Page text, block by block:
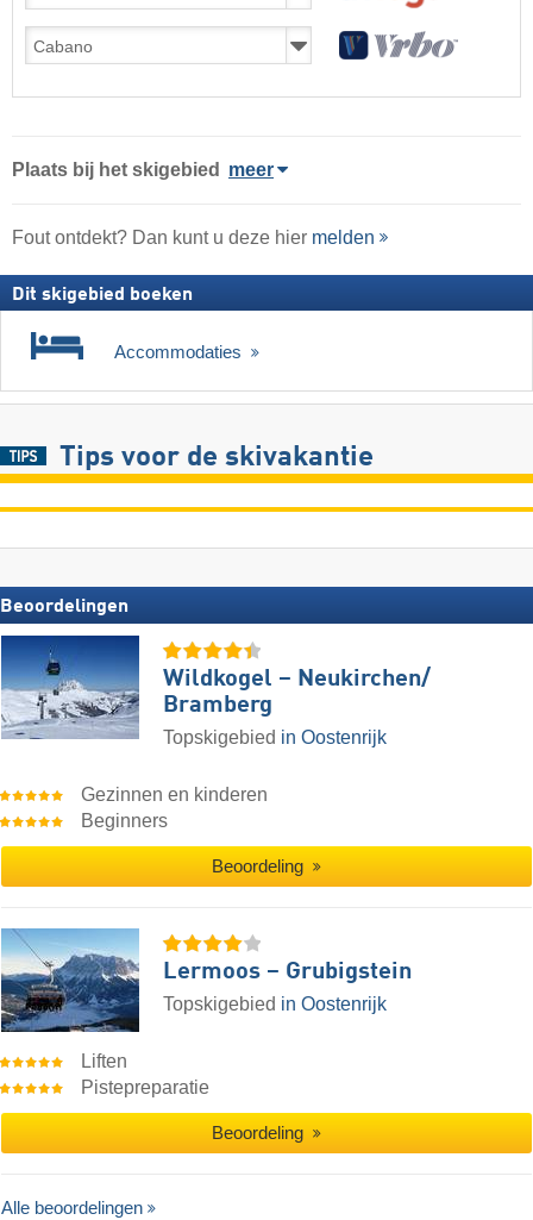
Plaats bij het skigebied meer
Fout ontdekt? Dan kunt u deze hier melden
Dit skigebied boeken
Accommodaties
Tips voor de skivakantie
Beoordelingen
Wildkogel – Neukirchen/​
Bramberg
Topskigebied in Oostenrijk
Gezinnen en kinderen
Beginners
Beoordeling
Lermoos – Grubigstein
Topskigebied in Oostenrijk
Liften
Pistepreparatie
Beoordeling
Alle beoordelingen